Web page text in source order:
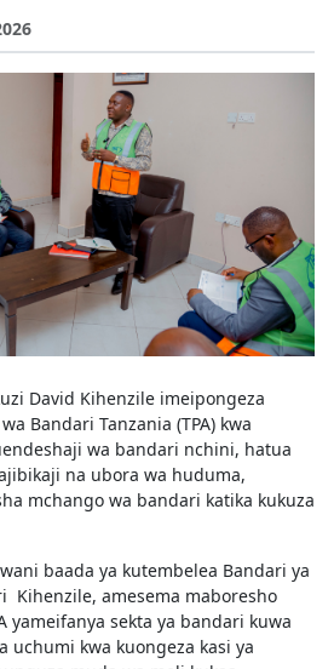
David Kihenzile imeipongeza
Bandari Tanzania (TPA) kwa
wa bandari nchini, hatua
na ubora wa huduma,
mchango wa bandari katika kukuza
baada ya kutembelea Bandari ya
Kihenzile, amesema maboresho
yameifanya sekta ya bandari kuwa
uchumi kwa kuongeza kasi ya